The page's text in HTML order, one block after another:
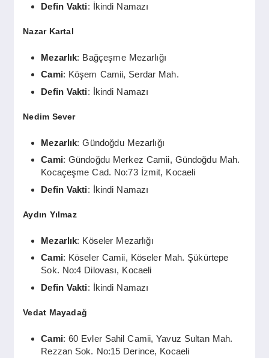
Defin Vakti: İkindi Namazı
Nazar Kartal
Mezarlık: Bağçeşme Mezarlığı
Cami: Köşem Camii, Serdar Mah.
Defin Vakti: İkindi Namazı
Nedim Sever
Mezarlık: Gündoğdu Mezarlığı
Cami: Gündoğdu Merkez Camii, Gündoğdu Mah.
Kocaçeşme Cad. No:73 İzmit, Kocaeli
Defin Vakti: İkindi Namazı
Aydın Yılmaz
Mezarlık: Köseler Mezarlığı
Cami: Köseler Camii, Köseler Mah. Şükürtepe
Sok. No:4 Dilovası, Kocaeli
Defin Vakti: İkindi Namazı
Vedat Mayadağ
Cami: 60 Evler Sahil Camii, Yavuz Sultan Mah.
Rezzan Sok. No:15 Derince, Kocaeli